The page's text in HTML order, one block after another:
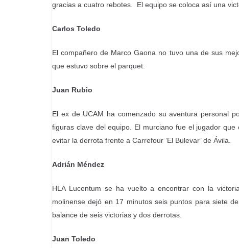
gracias a cuatro rebotes. El equipo se coloca así una
Carlos Toledo
El compañero de Marco Gaona no tuvo una de sus
que estuvo sobre el parquet.
Juan Rubio
El ex de UCAM ha comenzado su aventura personal
figuras clave del equipo. El murciano fue el jugador
evitar la derrota frente a Carrefour ‘El Bulevar’ de Ávila.
Adrián Méndez
HLA Lucentum se ha vuelto a encontrar con la
molinense dejó en 17 minutos seis puntos para siete
balance de seis victorias y dos derrotas.
Juan Toledo